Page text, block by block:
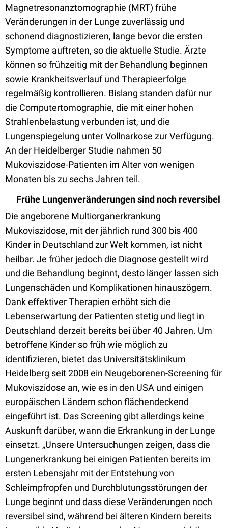
Magnetresonanztomographie (MRT) frühe
Veränderungen in der Lunge zuverlässig und
schonend diagnostizieren, lange bevor die ersten
Symptome auftreten, so die aktuelle Studie. Ärzte
können so frühzeitig mit der Behandlung beginnen
sowie Krankheitsverlauf und Therapieerfolge
regelmäßig kontrollieren. Bislang standen dafür nur
die Computertomographie, die mit einer hohen
Strahlenbelastung verbunden ist, und die
Lungenspiegelung unter Vollnarkose zur Verfügung.
An der Heidelberger Studie nahmen 50
Mukoviszidose-Patienten im Alter von wenigen
Monaten bis zu sechs Jahren teil.
Frühe Lungenveränderungen sind noch reversibel
Die angeborene Multiorganerkrankung
Mukoviszidose, mit der jährlich rund 300 bis 400
Kinder in Deutschland zur Welt kommen, ist nicht
heilbar. Je früher jedoch die Diagnose gestellt wird
und die Behandlung beginnt, desto länger lassen sich
Lungenschäden und Komplikationen hinauszögern.
Dank effektiver Therapien erhöht sich die
Lebenserwartung der Patienten stetig und liegt in
Deutschland derzeit bereits bei über 40 Jahren. Um
betroffene Kinder so früh wie möglich zu
identifizieren, bietet das Universitätsklinikum
Heidelberg seit 2008 ein Neugeborenen-Screening für
Mukoviszidose an, wie es in den USA und einigen
europäischen Ländern schon flächendeckend
eingeführt ist. Das Screening gibt allerdings keine
Auskunft darüber, wann die Erkrankung in der Lunge
einsetzt. „Unsere Untersuchungen zeigen, dass die
Lungenerkrankung bei einigen Patienten bereits im
ersten Lebensjahr mit der Entstehung von
Schleimpfropfen und Durchblutungsstörungen der
Lunge beginnt und dass diese Veränderungen noch
reversibel sind, während bei älteren Kindern bereits